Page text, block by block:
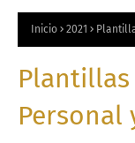
Inicio 2021
Plantillas
Personal